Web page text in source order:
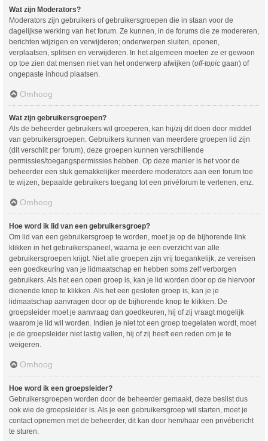
Wat zijn Moderators?
Moderators zijn gebruikers of gebruikersgroepen die in staan voor de
dagelijkse werking van het forum. Ze kunnen, in de forums die ze modereren,
berichten wijzigen en verwijderen; onderwerpen sluiten, openen,
verplaatsen, splitsen en verwijderen. In het algemeen moeten ze er gewoon
op toe zien dat mensen niet van het onderwerp afwijken (off-topic gaan) of
ongepaste inhoud plaatsen.
Omhoog
Wat zijn gebruikersgroepen?
Als de beheerder gebruikers wil groeperen, kan hij/zij dit doen door middel
van gebruikersgroepen. Gebruikers kunnen van meerdere groepen lid zijn
(dit verschilt per forum), deze groepen kunnen verschillende
permissies/toegangspermissies hebben. Op deze manier is het voor de
beheerder een stuk gemakkelijker meerdere moderators aan een forum toe
te wijzen, bepaalde gebruikers toegang tot een privéforum te verlenen, enz.
Omhoog
Hoe word ik lid van een gebruikersgroep?
Om lid van een gebruikersgroep te worden, moet je op de bijhorende link
klikken in het gebruikerspaneel, waarna je een overzicht van alle
gebruikersgroepen krijgt. Niet alle groepen zijn vrij toegankelijk, ze vereisen
een goedkeuring van je lidmaatschap en hebben soms zelf verborgen
gebruikers. Als het een open groep is, kan je lid worden door op de hiervoor
dienende knop te klikken. Als het een gesloten groep is, kan je je
lidmaatschap aanvragen door op de bijhorende knop te klikken. De
groepsleider moet je aanvraag dan goedkeuren, hij of zij vraagt mogelijk
waarom je lid wil worden. Indien je niet tot een groep toegelaten wordt, moet
je de groepsleider niet lastig vallen, hij of zij heeft een reden om je te
weigeren.
Omhoog
Hoe word ik een groepsleider?
Gebruikersgroepen worden door de beheerder gemaakt, deze beslist dus
ook wie de groepsleider is. Als je een gebruikersgroep wil starten, moet je
contact opnemen met de beheerder, dit kan door hem/haar een privébericht
te sturen.